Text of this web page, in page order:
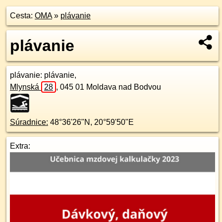
Cesta: OMA» plávanie
plávanie
plávanie: plávanie,
Mlynská
28 , 045 01 Moldava nad Bodvou
Súradnice: 48°36'26"N , 20°59'50"E
Extra: